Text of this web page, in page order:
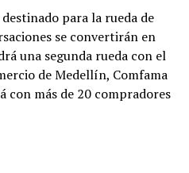
para la rueda de
se convertirán en
una segunda rueda con el
de Medellín, Comfama
con más de 20 compradores